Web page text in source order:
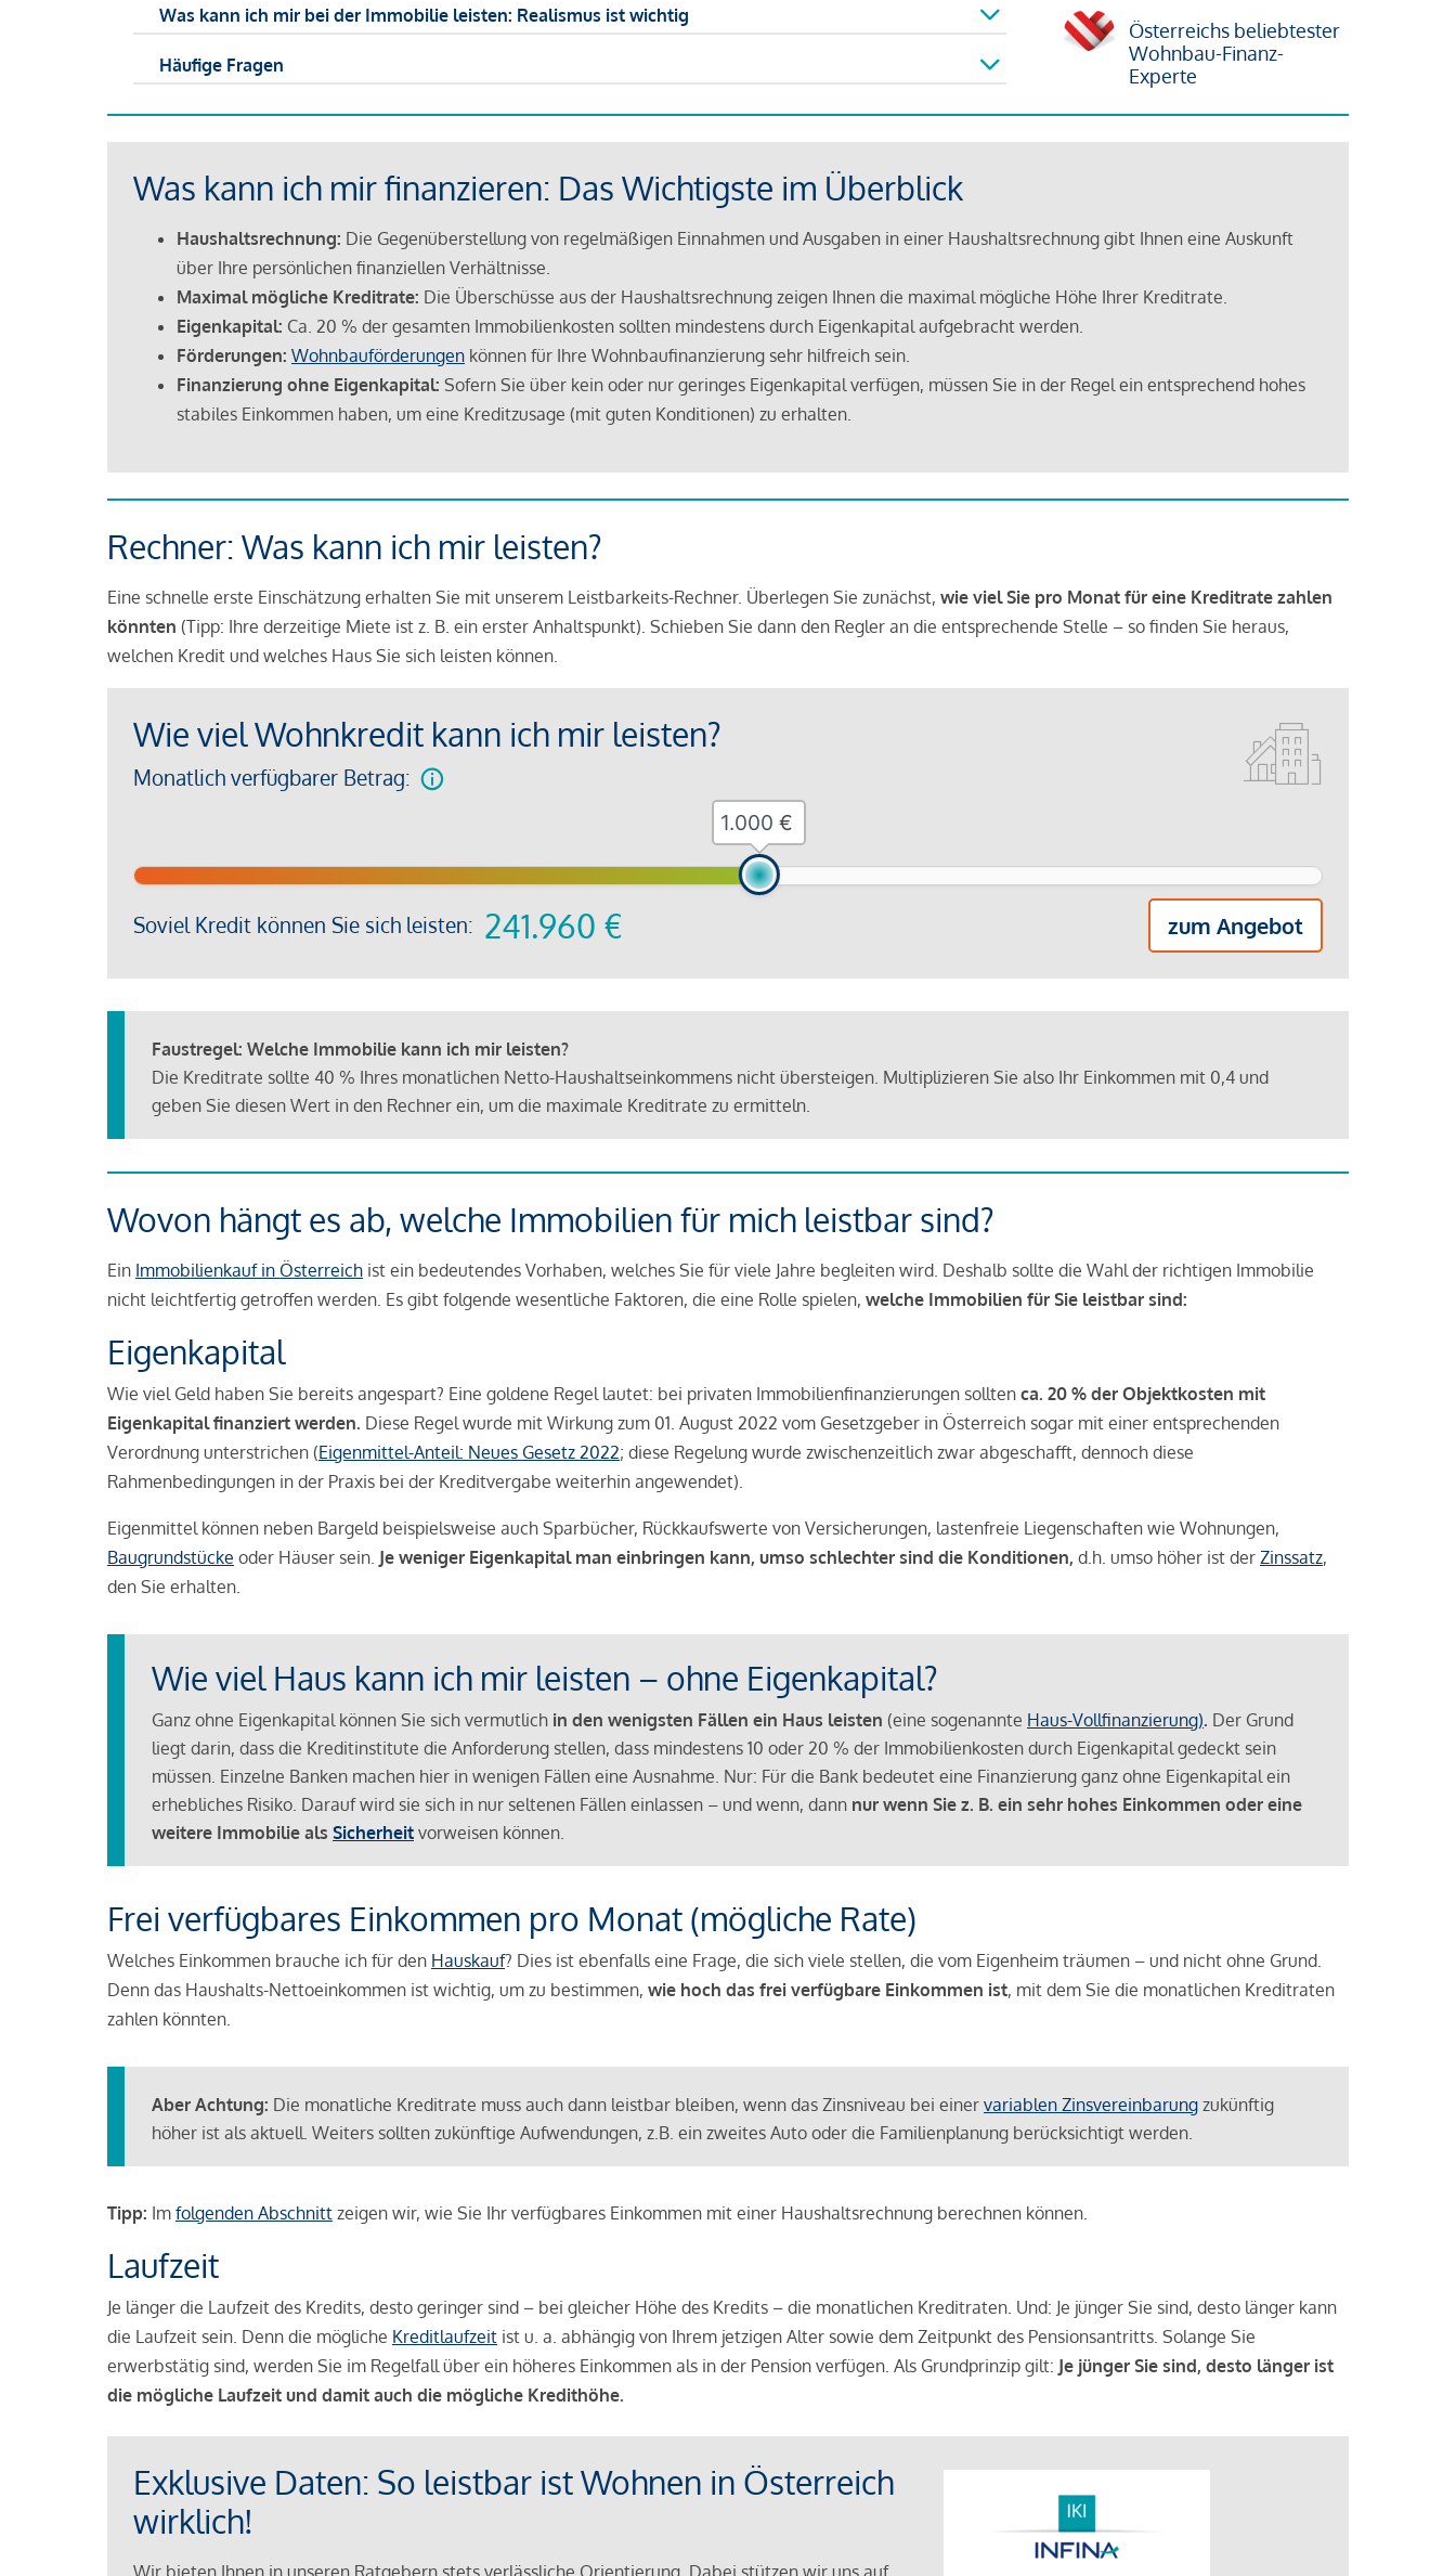
Was kann ich mir bei der Immobilie leisten: Realismus ist wichtig
Häufige Fragen
Österreichs beliebtester
Wohnbau-Finanz-
Experte
Was kann ich mir finanzieren: Das Wichtigste im Überblick
Haushaltsrechnung: Die Gegenüberstellung von regelmäßigen Einnahmen und Ausgaben in einer Haushaltsrechnung gibt Ihnen eine Auskunft
über Ihre persönlichen finanziellen Verhältnisse.
Maximal mögliche Kreditrate: Die Überschüsse aus der Haushaltsrechnung zeigen Ihnen die maximal mögliche Höhe Ihrer Kreditrate.
Eigenkapital: Ca. 20 % der gesamten Immobilienkosten sollten mindestens durch Eigenkapital aufgebracht werden.
Förderungen: Wohnbauförderungen können für Ihre Wohnbaufinanzierung sehr hilfreich sein.
Finanzierung ohne Eigenkapital: Sofern Sie über kein oder nur geringes Eigenkapital verfügen, müssen Sie in der Regel ein entsprechend hohes
stabiles Einkommen haben, um eine Kreditzusage (mit guten Konditionen) zu erhalten.
Rechner: Was kann ich mir leisten?
Eine schnelle erste Einschätzung erhalten Sie mit unserem Leistbarkeits-Rechner. Überlegen Sie zunächst, wie viel Sie pro Monat für eine Kreditrate zahlen
könnten (Tipp: Ihre derzeitige Miete ist z. B. ein erster Anhaltspunkt). Schieben Sie dann den Regler an die entsprechende Stelle – so finden Sie heraus,
welchen Kredit und welches Haus Sie sich leisten können.
Wie viel Wohnkredit kann ich mir leisten?
Monatlich verfügbarer Betrag:
Soviel Kredit können Sie sich leisten: 241.960 € zum Angebot
€
Faustregel: Welche Immobilie kann ich mir leisten?
Die Kreditrate sollte 40 % Ihres monatlichen Netto-Haushaltseinkommens nicht übersteigen. Multiplizieren Sie also Ihr Einkommen mit 0,4 und
geben Sie diesen Wert in den Rechner ein, um die maximale Kreditrate zu ermitteln.
Wovon hängt es ab, welche Immobilien für mich leistbar sind?
Ein Immobilienkauf in Österreich ist ein bedeutendes Vorhaben, welches Sie für viele Jahre begleiten wird. Deshalb sollte die Wahl der richtigen Immobilie
nicht leichtfertig getroffen werden. Es gibt folgende wesentliche Faktoren, die eine Rolle spielen, welche Immobilien für Sie leistbar sind:
Eigenkapital
Wie viel Geld haben Sie bereits angespart? Eine goldene Regel lautet: bei privaten Immobilienfinanzierungen sollten ca. 20 % der Objektkosten mit
Eigenkapital finanziert werden. Diese Regel wurde mit Wirkung zum 01. August 2022 vom Gesetzgeber in Österreich sogar mit einer entsprechenden
Verordnung unterstrichen (Eigenmittel-Anteil: Neues Gesetz 2022; diese Regelung wurde zwischenzeitlich zwar abgeschafft, dennoch diese
Rahmenbedingungen in der Praxis bei der Kreditvergabe weiterhin angewendet).
Eigenmittel können neben Bargeld beispielsweise auch Sparbücher, Rückkaufswerte von Versicherungen, lastenfreie Liegenschaften wie Wohnungen,
Baugrundstücke oder Häuser sein. Je weniger Eigenkapital man einbringen kann, umso schlechter sind die Konditionen, d.h. umso höher ist der Zinssatz,
den Sie erhalten.
Wie viel Haus kann ich mir leisten – ohne Eigenkapital?
Ganz ohne Eigenkapital können Sie sich vermutlich in den wenigsten Fällen ein Haus leisten (eine sogenannte Haus-Vollfinanzierung). Der Grund
liegt darin, dass die Kreditinstitute die Anforderung stellen, dass mindestens 10 oder 20 % der Immobilienkosten durch Eigenkapital gedeckt sein
müssen. Einzelne Banken machen hier in wenigen Fällen eine Ausnahme. Nur: Für die Bank bedeutet eine Finanzierung ganz ohne Eigenkapital ein
erhebliches Risiko. Darauf wird sie sich in nur seltenen Fällen einlassen – und wenn, dann nur wenn Sie z. B. ein sehr hohes Einkommen oder eine
weitere Immobilie als Sicherheit vorweisen können.
Frei verfügbares Einkommen pro Monat (mögliche Rate)
Welches Einkommen brauche ich für den Hauskauf? Dies ist ebenfalls eine Frage, die sich viele stellen, die vom Eigenheim träumen – und nicht ohne Grund.
Denn das Haushalts-Nettoeinkommen ist wichtig, um zu bestimmen, wie hoch das frei verfügbare Einkommen ist, mit dem Sie die monatlichen Kreditraten
zahlen könnten.
Aber Achtung: Die monatliche Kreditrate muss auch dann leistbar bleiben, wenn das Zinsniveau bei einer variablen Zinsvereinbarung zukünftig
höher ist als aktuell. Weiters sollten zukünftige Aufwendungen, z.B. ein zweites Auto oder die Familienplanung berücksichtigt werden.
Tipp: Im folgenden Abschnitt zeigen wir, wie Sie Ihr verfügbares Einkommen mit einer Haushaltsrechnung berechnen können.
Laufzeit
Je länger die Laufzeit des Kredits, desto geringer sind – bei gleicher Höhe des Kredits – die monatlichen Kreditraten. Und: Je jünger Sie sind, desto länger kann
die Laufzeit sein. Denn die mögliche Kreditlaufzeit ist u. a. abhängig von Ihrem jetzigen Alter sowie dem Zeitpunkt des Pensionsantritts. Solange Sie
erwerbstätig sind, werden Sie im Regelfall über ein höheres Einkommen als in der Pension verfügen. Als Grundprinzip gilt: Je jünger Sie sind, desto länger ist
die mögliche Laufzeit und damit auch die mögliche Kredithöhe.
Exklusive Daten: So leistbar ist Wohnen in Österreich
wirklich!